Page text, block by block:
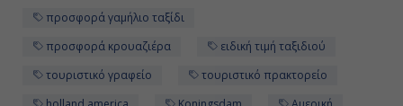
προσφορά γαμήλιο ταξίδι
προσφορά κρουαζιέρα
ειδική τιμή ταξιδιού
τουριστικό γραφείο
τουριστικό πρακτορείο